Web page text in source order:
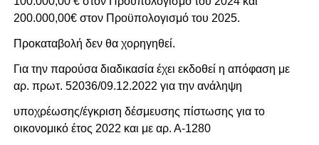
200.000,00€ στον Προϋπολογισμό του 2025.
Προκαταβολή δεν θα χορηγηθεί.
Για την παρούσα διαδικασία έχει εκδοθεί η απόφαση με
αρ. πρωτ. 52036/09.12.2022 για την ανάληψη
υποχρέωσης/έγκριση δέσμευσης πίστωσης για το
οικονομικό έτος 2022 και με αρ. Α-1280